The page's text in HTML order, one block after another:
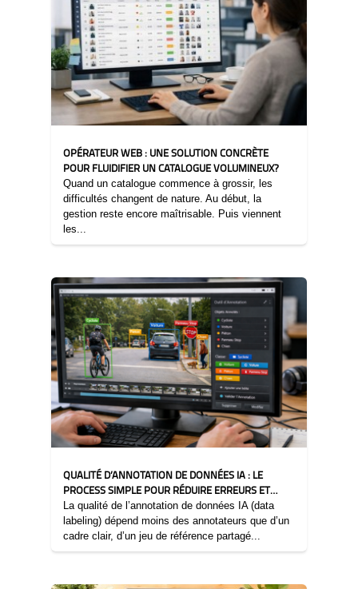
OPÉRATEUR WEB : UNE SOLUTION CONCRÈTE
POUR FLUIDIFIER UN CATALOGUE VOLUMINEUX?
Quand un catalogue commence à grossir, les
difficultés changent de nature. Au début, la
gestion reste encore maîtrisable. Puis viennent
les...
QUALITÉ D’ANNOTATION DE DONNÉES IA : LE
PROCESS SIMPLE POUR RÉDUIRE ERREURS ET
BIAIS
La qualité de l’annotation de données IA (data
labeling) dépend moins des annotateurs que d’un
cadre clair, d’un jeu de référence partagé...